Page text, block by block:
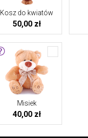
Kosz do kwiatów
50,00 zł
Misiek
40,00 zł